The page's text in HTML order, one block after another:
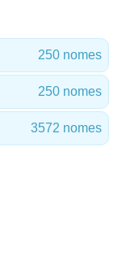
250 nomes
250 nomes
3572 nomes